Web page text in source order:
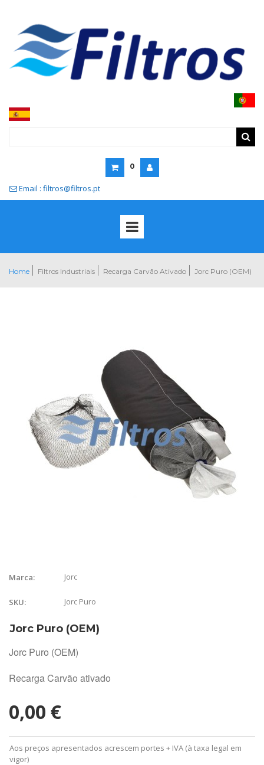
0
 Email : filtros@filtros.pt
Home Filtros Industriais Recarga Carvão Ativado Jorc Puro (OEM)
Marca: Jorc
SKU: Jorc Puro
Jorc Puro (OEM)
Jorc Puro (OEM)
Recarga Carvão ativado
0,00 €
Aos preços apresentados acrescem portes + IVA (à taxa legal em
vigor)